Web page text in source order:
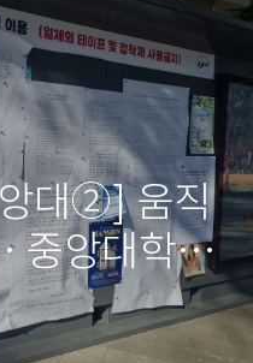
대②] 움직
중앙대학교